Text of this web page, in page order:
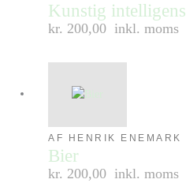
Kunstig intelligens
kr. 200,00 inkl. moms
AF HENRIK ENEMARK
Bier
kr. 200,00 inkl. moms